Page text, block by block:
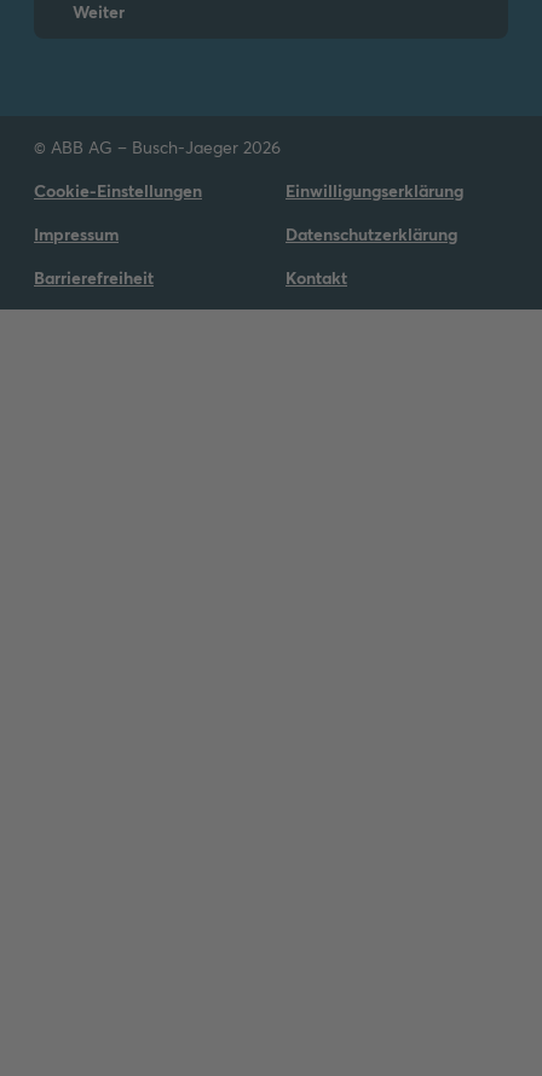
Weiter
© ABB AG – Busch-Jaeger 2026
Cookie-Einstellungen
Einwilligungserklärung
Impressum
Datenschutzerklärung
Barrierefreiheit
Kontakt